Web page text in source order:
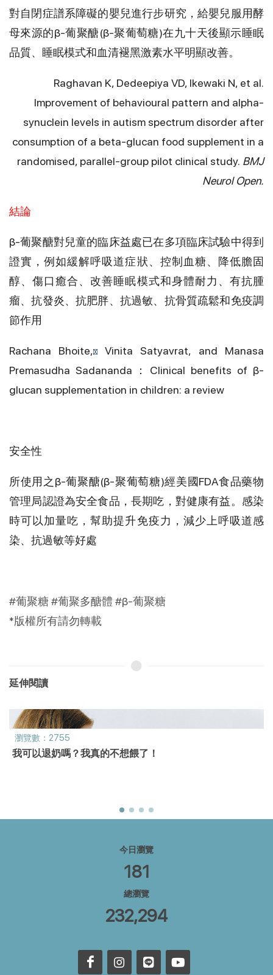
對自閉症譜系障礙的嬰兒進行步研究，給嬰兒服用酵
母來源的β-葡聚醣(β-聚葡萄糖)在九十天後顯示睡眠
品質、睡眠模式和血清褪黑激素水平明顯改善。
Raghavan K, Dedeepiya VD, Ikewaki N, et al.
Improvement of behavioural pattern and alpha-
synuclein levels in autism spectrum disorder after
consumption of a beta-glucan food supplement in a
randomised, parallel-group pilot clinical study. BMJ
Neurol Open.
結論
β-葡聚醣對兒童的臨床益處已在多項臨床試驗中得到
證實，例如緩解呼吸道症狀、控制血糖、降低膽固
醇、傷口癒合、改善睡眠模式和身體耐力、有抗腫
瘤、抗發炎、抗肥胖、抗過敏、抗骨質疏鬆和免疫調
節作用
Rachana Bhoite, Vinita Satyavrat, and Manasa
Premasudha Sadananda ：Clinical benefits of β-
glucan supplementation in children: a review
安全性
所使用之β-葡聚醣(β-聚葡萄糖)經美國FDA食品藥物
管理局認證為安全食品，長期吃，對健康有益。感染
時可以加量吃，幫助提升免疫力，減少上呼吸道感
染、抗過敏等好處
#葡聚糖 #葡聚多醣體 #β-葡聚糖
*版權所有請勿轉載
延伸閱讀
瀏覽數：2755
我可以退奶嗎？我真的不想餵了！
今日瀏覽
181
總瀏覽
232,294